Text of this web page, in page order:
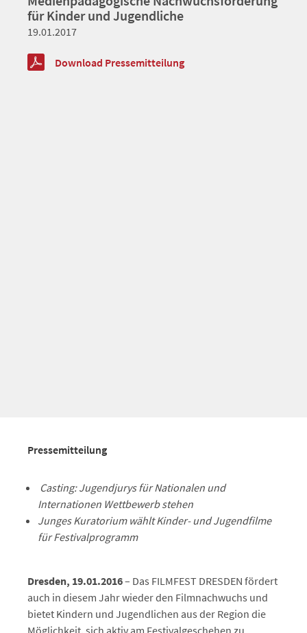
für Kinder und Jugendliche
19.01.2017
Download Pressemitteilung
Pressemitteilung
Casting: Jugendjurys für Nationalen und
Internationen Wettbewerb stehen
Junges Kuratorium wählt Kinder- und Jugendfilme
für Festivalprogramm
Dresden, 19.01.2016– Das FILMFEST DRESDEN fördert
auch in diesem Jahr wieder den Filmnachwuchs und
bietet Kindern und Jugendlichen aus der Region die